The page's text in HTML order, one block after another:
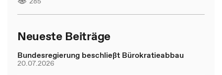
Neueste Beiträge
Bundesregierung beschließt Bürokratieabbau
20.07.2026